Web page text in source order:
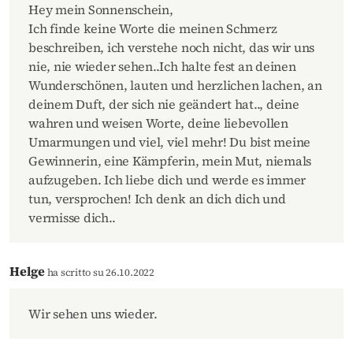
Hey mein Sonnenschein,
Ich finde keine Worte die meinen Schmerz
beschreiben, ich verstehe noch nicht, das wir uns
nie, nie wieder sehen..Ich halte fest an deinen
Wunderschönen, lauten und herzlichen lachen, an
deinem Duft, der sich nie geändert hat.., deine
wahren und weisen Worte, deine liebevollen
Umarmungen und viel, viel mehr! Du bist meine
Gewinnerin, eine Kämpferin, mein Mut, niemals
aufzugeben. Ich liebe dich und werde es immer
tun, versprochen! Ich denk an dich dich und
vermisse dich..
Helgeha scritto su 26.10.2022
Wir sehen uns wieder.